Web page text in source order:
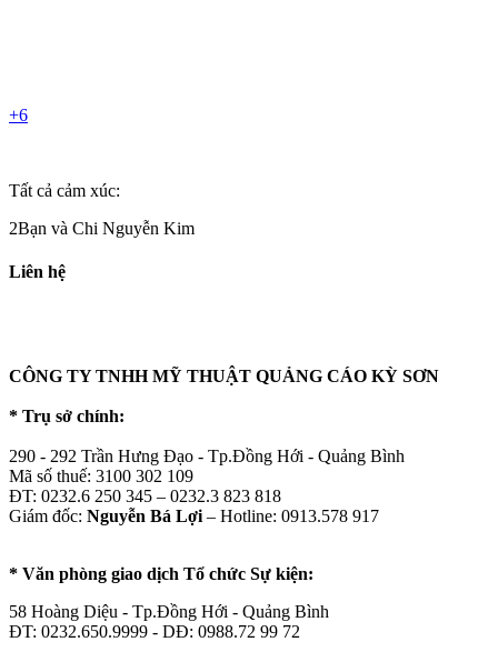
+6
Tất cả cảm xúc:
2Bạn và Chi Nguyễn Kim
Liên hệ
CÔNG TY TNHH MỸ THUẬT QUẢNG CÁO KỲ SƠN
* Trụ sở chính:
290 - 292 Trần Hưng Đạo - Tp.Đồng Hới - Quảng Bình
Mã số thuế: 3100 302 109
ĐT: 0232.6 250 345 – 0232.3 823 818
Giám đốc: Nguyễn Bá Lợi – Hotline: 0913.578 917
* Văn phòng giao dịch Tổ chức Sự kiện:
58 Hoàng Diệu - Tp.Đồng Hới - Quảng Bình
ĐT: 0232.650.9999 - DĐ: 0988.72 99 72